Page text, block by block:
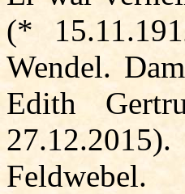
(*
Wendel.
Edith
Feldwebel.